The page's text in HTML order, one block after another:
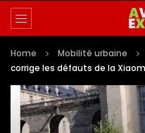
Home Mobilité urbaine
corrige les défauts de la